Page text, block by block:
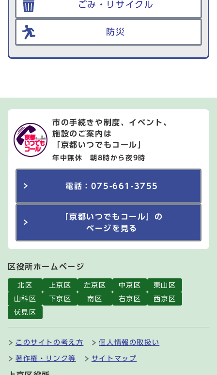
ごみ・リサイクル
防災
市の手続きや制度、イベント、
施設のご案内は
「京都いつでもコール」
年中無休 朝8時から夜9時
電話：075-661-3755
「京都いつでもコール」の
ページを見る
区役所ホームページ
北区 上京区 左京区 中京区
東山区
山科区
下京区 南区 右京区
西京区
伏見区
このサイトの考え方 個人情報の取扱い
著作権・リンク等 サイトマップ